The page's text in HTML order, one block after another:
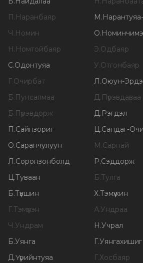
П.Наранбаяр М.
Ч.Номин О.
Н.Номтойбаяр Э.Одбаяр
С.Одонтуяа У.Отгонбаяр
Г.Очирбат Л.Оюун-
Б.Пунсалмаа Д.Пүрэвдаваа
Б.Пүрэвдорж Д.Рэгдэл
П.Сайнзориг Ц.Сандаг-
О.Саранчулуун М.Сарнай
Л.Соронзонболд Р.Сэддорж
Ц.Туваан Б.Тулга
Б.Түвшин Х.Тэмүүжин
Г.Тэмүүлэн А.Ундраа
Ч.Ундрам Н.Учрал
Б.Уянга Г.Уянгахишиг
Д.Үүрийнтуяа Г.Хосбаяр